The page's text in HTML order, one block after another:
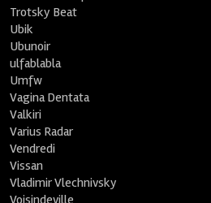
Trotsky Beat
Ubik
Ubunoir
ulfablabla
Umfw
Vagina Dentata
Valkiri
Varius Radar
Vendredi
Vissan
Vladimir Vlechnivsky
Voisindeville